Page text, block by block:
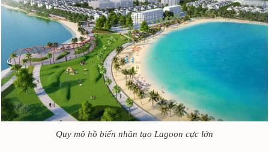
Quy mô hồ biển nhân tạo Lagoon cực lớn